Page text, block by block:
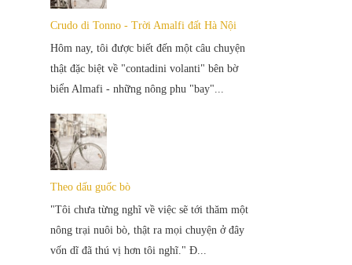
Crudo di Tonno - Trời Amalfi đất Hà Nội
Hôm nay, tôi được biết đến một câu chuyện
thật đặc biệt về "contadini volanti" bên bờ
biển Almafi - những nông phu "bay"...
Theo dấu guốc bò
"Tôi chưa từng nghĩ về việc sẽ tới thăm một
nông trại nuôi bò, thật ra mọi chuyện ở đây
vốn dĩ đã thú vị hơn tôi nghĩ." Đ...